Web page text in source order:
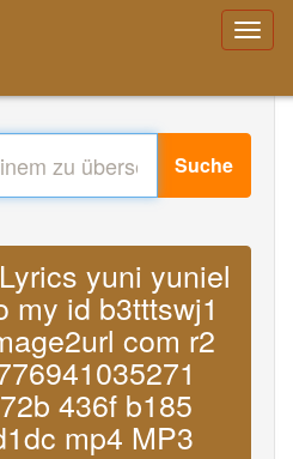
Suche
yuni yuniel
my id b3tttswj1
com r2
436f b185
mp4 MP3